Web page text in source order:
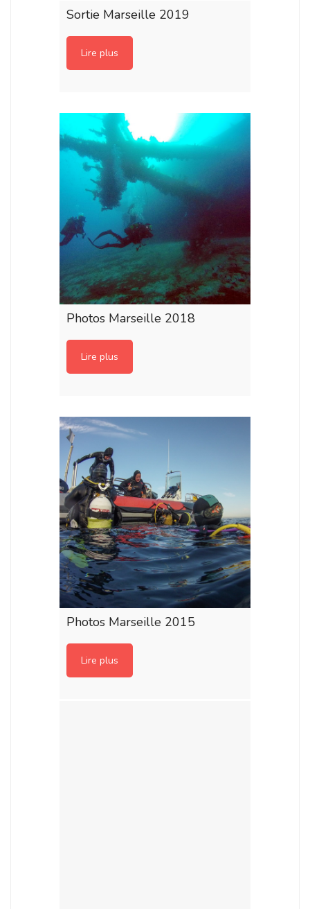
Sortie Marseille 2019
Lire plus
Photos Marseille 2018
Lire plus
Photos Marseille 2015
Lire plus